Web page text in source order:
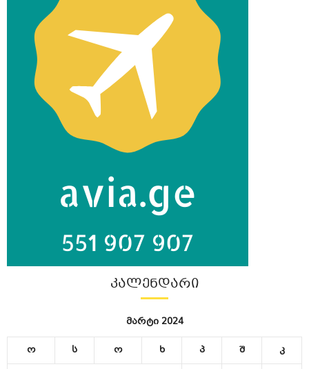
ᲙᲐᲚᲔᲜᲓᲐᲠᲘ
მარტი 2024
ო ს ო ხ პ შ
კ